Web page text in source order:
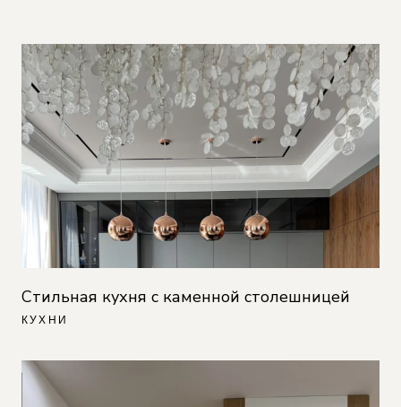
Стильная кухня с каменной столешницей
КУХНИ